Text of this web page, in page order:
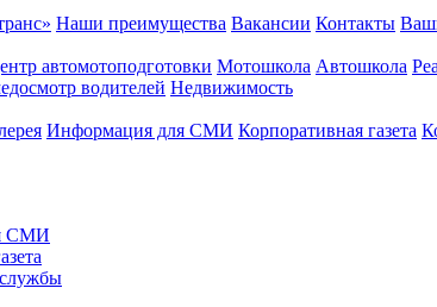
Наши преимущества Вакансии Контакты
автомотоподготовки Мотошкола Автошкола
водителей Недвижимость
Информация для СМИ Корпоративная газета
СМИ